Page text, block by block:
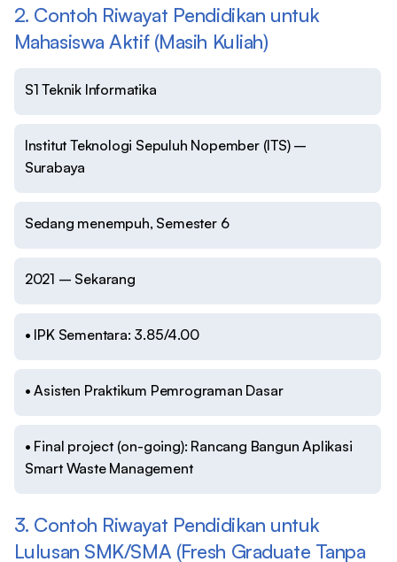
2. Contoh Riwayat Pendidikan untuk
Mahasiswa Aktif (Masih Kuliah)
S1 Teknik Informatika
Institut Teknologi Sepuluh Nopember (ITS) –
Surabaya
Sedang menempuh, Semester 6
2021 – Sekarang
• IPK Sementara: 3.85/4.00
• Asisten Praktikum Pemrograman Dasar
• Final project (on-going): Rancang Bangun Aplikasi
Smart Waste Management
3. Contoh Riwayat Pendidikan untuk
Lulusan SMK/SMA (Fresh Graduate Tanpa